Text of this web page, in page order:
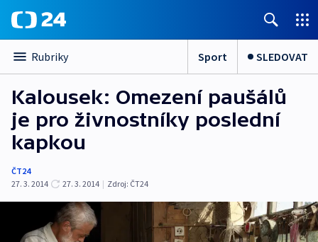
Rubriky Sport SLEDOVAT
Kalousek: Omezení paušálů
je pro živnostníky poslední
kapkou
ČT24
27. 3. 2014
27. 3. 2014 | Zdroj: ČT24